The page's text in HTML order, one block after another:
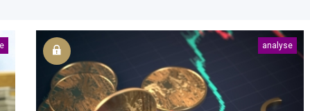
analyse